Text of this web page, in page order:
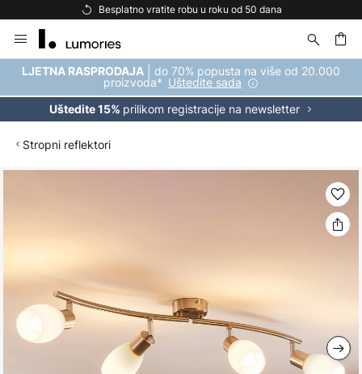
Besplatno vratite robu u roku od 50 dana
to
Content
LJETNA RASPRODAJA | do 70% popusta na više od 20.000
proizvoda* Uštedite sada
Uštedite 15% prilikom registracije na newsletter
Stropni reflektori
Skip
the
images
gallery